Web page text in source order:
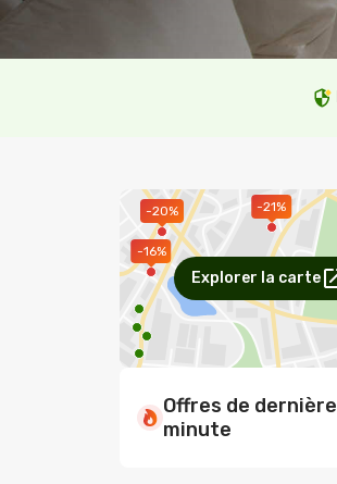
-20% -21%
-16%
Explorer la carte
Offres de dernière
minute